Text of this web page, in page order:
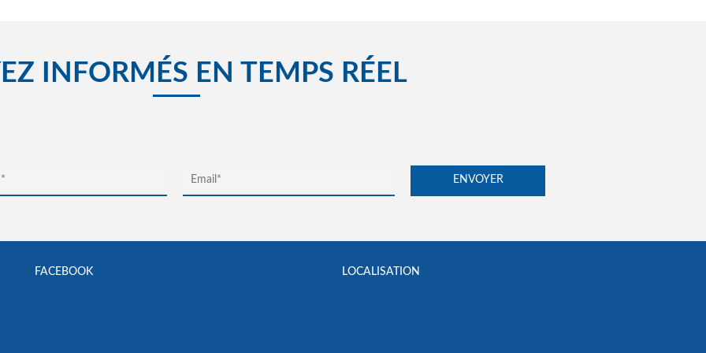
INFORMÉS EN TEMPS RÉEL
FACEBOOK LOCALISATION